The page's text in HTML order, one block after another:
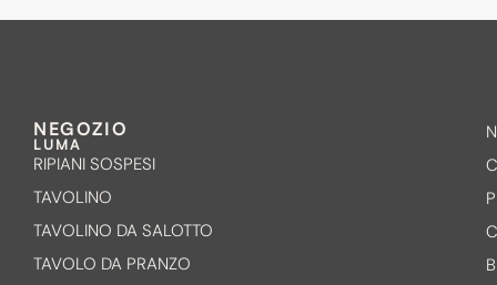
NEGOZIO
LUMA
RIPIANI SOSPESI
TAVOLINO
TAVOLINO DA SALOTTO
TAVOLO DA PRANZO